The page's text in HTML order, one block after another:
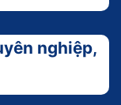
nghiệp,